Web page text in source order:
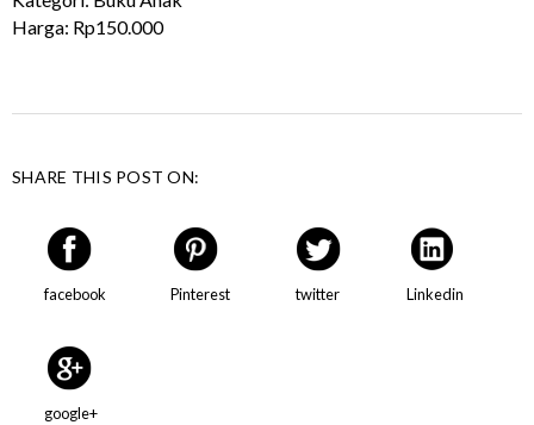
Harga: Rp150.000
SHARE THIS POST ON:
facebook Pinterest twitter Linkedin
google+